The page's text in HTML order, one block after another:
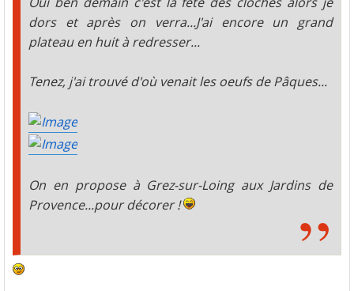
dors et après on verra...J'ai encore un grand
plateau en huit à redresser...
Tenez, j'ai trouvé d'où venait les oeufs de Pâques...
On en propose à Grez-sur-Loing aux Jardins de
Provence...pour décorer !